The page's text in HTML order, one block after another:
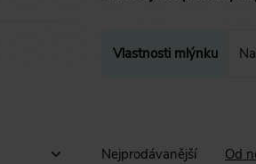
Vlastnosti mlýnku
Nejprodávanější Od